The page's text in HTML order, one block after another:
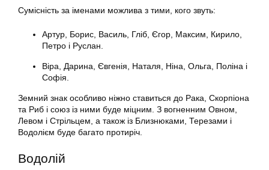
Сумісність за іменами можлива з тими, кого звуть:
Артур, Борис, Василь, Гліб, Єгор, Максим, Кирило,
Петро і Руслан.
Віра, Дарина, Євгенія, Наталя, Ніна, Ольга, Поліна і
Софія.
Земний знак особливо ніжно ставиться до Рака, Скорпіона
та Риб і союз із ними буде міцним. З вогненним Овном,
Левом і Стрільцем, а також із Близнюками, Терезами і
Водолієм буде багато протиріч.
Водолій